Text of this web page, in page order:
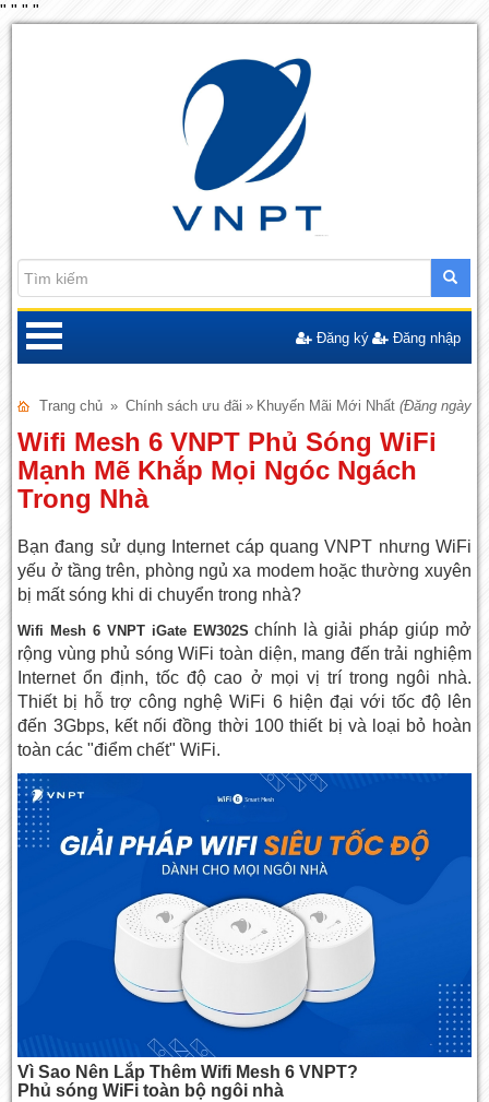
" " " "
Đăng ký Đăng nhập
Trang chủ » Chính sách ưu đãi » Khuyến Mãi Mới Nhất (Đăng ngày:
Wifi Mesh 6 VNPT Phủ Sóng WiFi
Mạnh Mẽ Khắp Mọi Ngóc Ngách
Trong Nhà
Bạn đang sử dụng Internet cáp quang VNPT nhưng WiFi
yếu ở tầng trên, phòng ngủ xa modem hoặc thường xuyên
bị mất sóng khi di chuyển trong nhà?
Wifi Mesh 6 VNPT iGate EW302S chính là giải pháp giúp mở
rộng vùng phủ sóng WiFi toàn diện, mang đến trải nghiệm
Internet ổn định, tốc độ cao ở mọi vị trí trong ngôi nhà.
Thiết bị hỗ trợ công nghệ WiFi 6 hiện đại với tốc độ lên
đến 3Gbps, kết nối đồng thời 100 thiết bị và loại bỏ hoàn
toàn các "điểm chết" WiFi.
Vì Sao Nên Lắp Thêm Wifi Mesh 6 VNPT?
Phủ sóng WiFi toàn bộ ngôi nhà